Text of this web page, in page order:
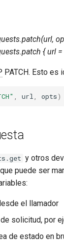
{ url =
PATCH. Esto es
url opts)
y otros
puede ser
el llamador
solicitud, por
de estado en